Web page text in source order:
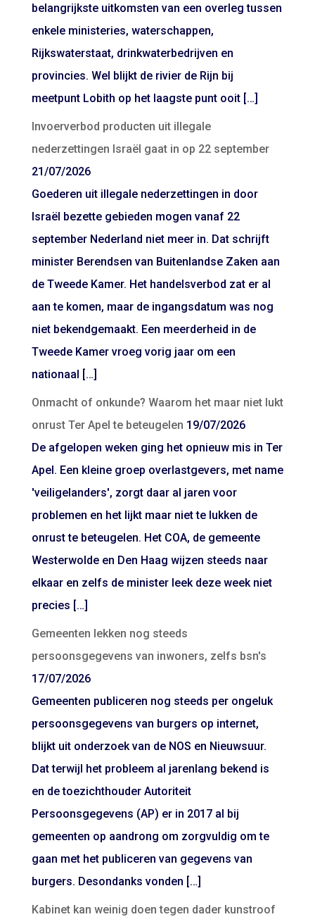
belangrijkste uitkomsten van een overleg tussen
enkele ministeries, waterschappen,
Rijkswaterstaat, drinkwaterbedrijven en
provincies. Wel blijkt de rivier de Rijn bij
meetpunt Lobith op het laagste punt ooit […]
Invoerverbod producten uit illegale
nederzettingen Israël gaat in op 22 september
21/07/2026
Goederen uit illegale nederzettingen in door
Israël bezette gebieden mogen vanaf 22
september Nederland niet meer in. Dat schrijft
minister Berendsen van Buitenlandse Zaken aan
de Tweede Kamer. Het handelsverbod zat er al
aan te komen, maar de ingangsdatum was nog
niet bekendgemaakt. Een meerderheid in de
Tweede Kamer vroeg vorig jaar om een
nationaal […]
Onmacht of onkunde? Waarom het maar niet lukt
onrust Ter Apel te beteugelen 19/07/2026
De afgelopen weken ging het opnieuw mis in Ter
Apel. Een kleine groep overlastgevers, met name
'veiligelanders', zorgt daar al jaren voor
problemen en het lijkt maar niet te lukken de
onrust te beteugelen. Het COA, de gemeente
Westerwolde en Den Haag wijzen steeds naar
elkaar en zelfs de minister leek deze week niet
precies […]
Gemeenten lekken nog steeds
persoonsgegevens van inwoners, zelfs bsn's
17/07/2026
Gemeenten publiceren nog steeds per ongeluk
persoonsgegevens van burgers op internet,
blijkt uit onderzoek van de NOS en Nieuwsuur.
Dat terwijl het probleem al jarenlang bekend is
en de toezichthouder Autoriteit
Persoonsgegevens (AP) er in 2017 al bij
gemeenten op aandrong om zorgvuldig om te
gaan met het publiceren van gegevens van
burgers. Desondanks vonden […]
Kabinet kan weinig doen tegen dader kunstroof